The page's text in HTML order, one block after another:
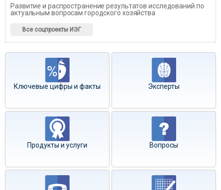
Развитие и распространение результатов исследований по
актуальным вопросам городского хозяйства
Все соцпроекты ИЭГ
Ключевые цифры и факты Эксперты
Продукты и услуги Вопросы